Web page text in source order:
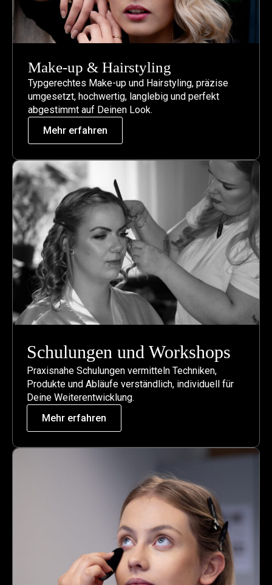
Make-up & Hairstyling
Typgerechtes Make-up und Hairstyling, präzise
umgesetzt, hochwertig, langlebig und perfekt
abgestimmt auf Deinen Look.
Mehr erfahren
Schulungen und Workshops
Praxisnahe Schulungen vermitteln Techniken,
Produkte und Abläufe verständlich, individuell für
Deine Weiterentwicklung.
Mehr erfahren